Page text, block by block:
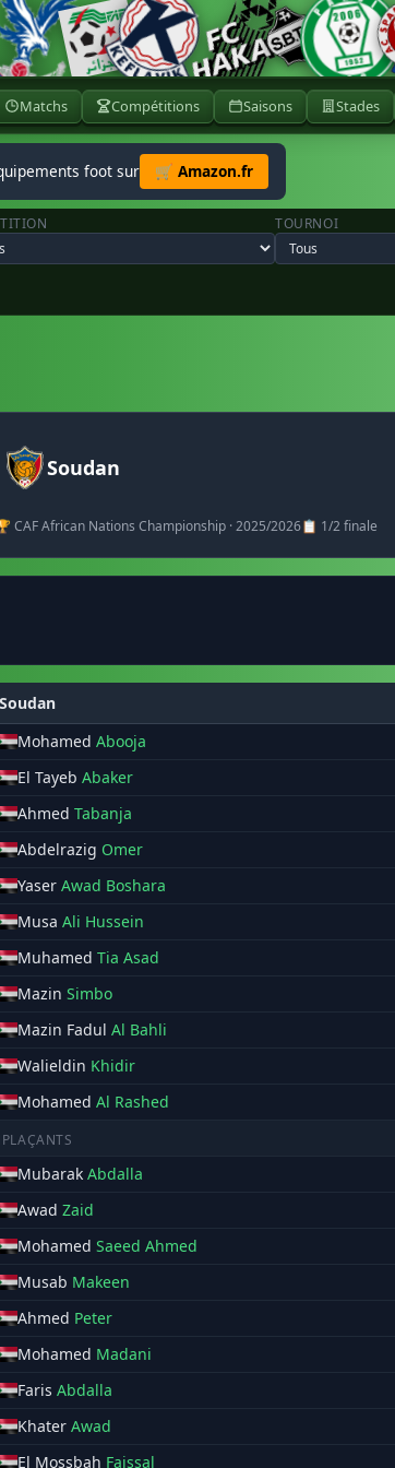
Matchs Compétitions Saisons Stades
foot sur 🛒 Amazon.fr
TOURNOI
Soudan
CAF African Nations Championship · 2025/2026📋 1/2 finale
Soudan
Mohamed Abooja
El Tayeb Abaker
Ahmed Tabanja
Abdelrazig Omer
Yaser Awad Boshara
Musa Ali Hussein
Muhamed Tia Asad
Mazin Simbo
Mazin Fadul Al Bahli
Walieldin Khidir
Mohamed Al Rashed
Mubarak Abdalla
Awad Zaid
Mohamed Saeed Ahmed
Musab Makeen
Ahmed Peter
Mohamed Madani
Faris Abdalla
Khater Awad
El Mossbah Faissal